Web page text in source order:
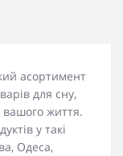
асортимент
для сну,
життя.
у такі
Одеса,